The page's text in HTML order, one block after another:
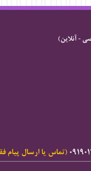
- آنلاین)
(تماس یا ارسال پیام